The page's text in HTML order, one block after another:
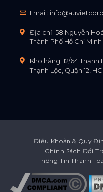
Email:
Địa chỉ: 58 Nguyễn
Thành Phố Hồ Chí Minh
Kho hàng: 12/64 Thạnh
Thạnh Lộc, Quận 12,
Điều Khoản & Quy
Chính Sách Đổi
Thông Tin Thanh